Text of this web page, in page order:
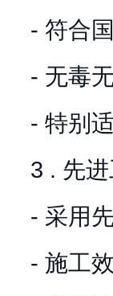
- 符合
- 无毒
- 特别
3 . 先
- 采用
- 施工